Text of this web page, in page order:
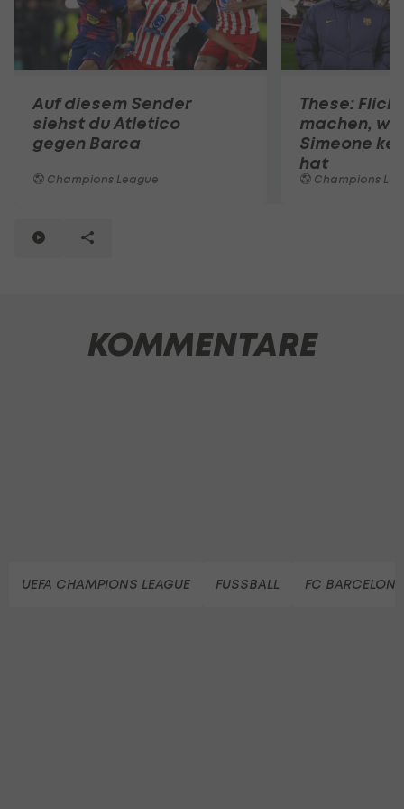
Auf diesem Sender
siehst du Atletico
gegen Barca
Champions League
These:
machen,
Simeone
hat
Champions
KOMMENTARE
UEFA CHAMPIONS LEAGUE FUSSBALL FC BARCELONA